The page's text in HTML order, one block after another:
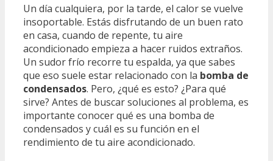
Un día cualquiera, por la tarde, el calor se vuelve
insoportable. Estás disfrutando de un buen rato
en casa, cuando de repente, tu aire
acondicionado empieza a hacer ruidos extraños.
Un sudor frío recorre tu espalda, ya que sabes
que eso suele estar relacionado con la bomba de
condensados. Pero, ¿qué es esto? ¿Para qué
sirve? Antes de buscar soluciones al problema, es
importante conocer qué es una bomba de
condensados y cuál es su función en el
rendimiento de tu aire acondicionado.